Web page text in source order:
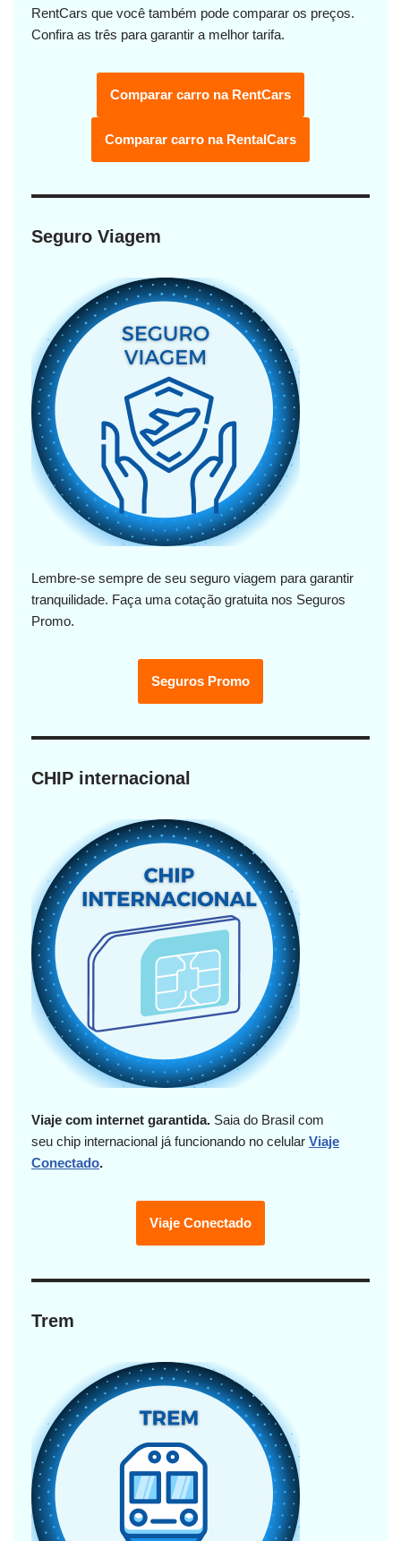
RentCars que você também pode comparar os preços.
Confira as três para garantir a melhor tarifa.
Comparar carro na RentCars
Comparar carro na RentalCars
Seguro Viagem
Lembre-se sempre de seu seguro viagem para garantir
tranquilidade. Faça uma cotação gratuita nos Seguros
Promo.
Seguros Promo
CHIP internacional
Viaje com internet garantida. Saia do Brasil com
seu chip internacional já funcionando no celular Viaje
Conectado.
Viaje Conectado
Trem